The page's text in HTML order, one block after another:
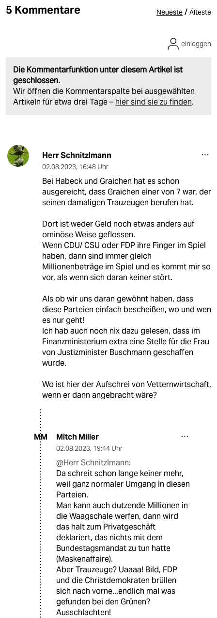
5 Kommentare Neueste / Älteste
Die Kommentarfunktion unter diesem Artikel ist
geschlossen.
Wir öffnen die Kommentarspalte bei ausgewählten
Artikeln für etwa drei Tage – hier sind sie zu finden.
einloggen
Herr Schnitzlmann
02.08.2023, 16:48 Uhr
Bei Habeck und Graichen hat es schon
ausgereicht, dass Graichen einer von 7 war, der
seinen damaligen Trauzeugen berufen hat.
Dort ist weder Geld noch etwas anders auf
ominöse Weise geflossen.
Wenn CDU/ CSU oder FDP ihre Finger im Spiel
haben, dann sind immer gleich
Millionenbeträge im Spiel und es kommt mir so
vor, als wenn sich daran keiner stört.
Als ob wir uns daran gewöhnt haben, dass
diese Parteien einfach bescheißen, wo und wen
es nur geht!
Ich hab auch noch nix dazu gelesen, dass im
Finanzministerium extra eine Stelle für die Frau
von Justizminister Buschmann geschaffen
wurde.
Wo ist hier der Aufschrei von Vetternwirtschaft,
wenn er dann angebracht wäre?
MM Mitch Miller
02.08.2023, 19:44 Uhr
@Herr Schnitzlmann:
Da schreit schon lange keiner mehr,
weil ganz normaler Umgang in diesen
Parteien.
Man kann auch dutzende Millionen in
die Waagschale werfen, dann wird
das halt zum Privatgeschäft
deklariert, das nichts mit dem
Bundestagsmandat zu tun hatte
(Maskenaffaire).
Aber Trauzeuge? Uaaaa! Bild, FDP
und die Christdemokraten brüllen
sich nach vorne...endlich mal was
gefunden bei den Grünen?
Ausschlachten!